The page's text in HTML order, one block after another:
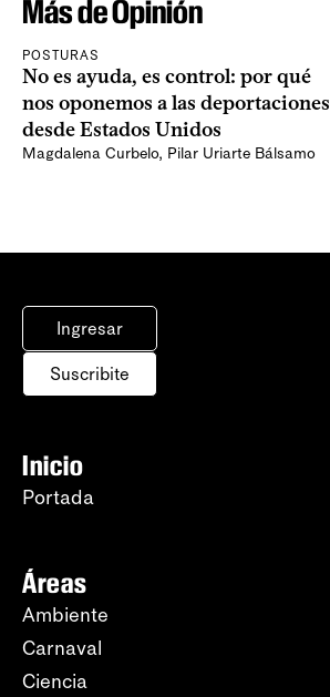
Más de Opinión
POSTURAS
No es ayuda, es control: por qué
nos oponemos a las deportaciones
desde Estados Unidos
Magdalena Curbelo, Pilar Uriarte Bálsamo
Ingresar
Suscribite
Inicio
Portada
Áreas
Ambiente
Carnaval
Ciencia